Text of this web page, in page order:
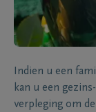
Indien u een
kan u een
verpleging om